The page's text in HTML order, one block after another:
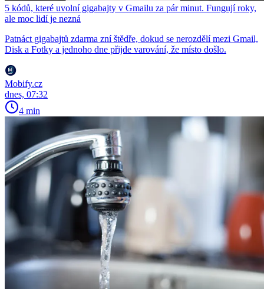
5 kódů, které uvolní gigabajty v Gmailu za pár minut. Fungují roky,
ale moc lidí je nezná
Patnáct gigabajtů zdarma zní štědře, dokud se nerozdělí mezi Gmail,
Disk a Fotky a jednoho dne přijde varování, že místo došlo.
Mobify.cz
dnes, 07:32
4 min